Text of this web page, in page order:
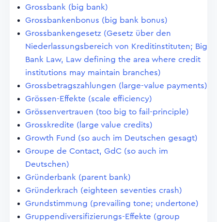
Grossbank (big bank)
Grossbankenbonus (big bank bonus)
Grossbankengesetz (Gesetz über den
Niederlassungsbereich von Kreditinstituten; Big
Bank Law, Law defining the area where credit
institutions may maintain branches)
Grossbetragszahlungen (large-value payments)
Grössen-Effekte (scale efficiency)
Grössenvertrauen (too big to fail-principle)
Grosskredite (large value credits)
Growth Fund (so auch im Deutschen gesagt)
Groupe de Contact, GdC (so auch im
Deutschen)
Gründerbank (parent bank)
Gründerkrach (eighteen seventies crash)
Grundstimmung (prevailing tone; undertone)
Gruppendiversifizierungs-Effekte (group